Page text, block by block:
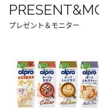
プレゼント＆モニター